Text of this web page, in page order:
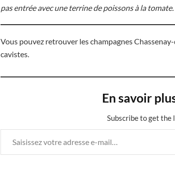
pas entrée avec une terrine de poissons à la tomate.
Vous pouvez retrouver les champagnes
cavistes.
En savoir
Subscribe to get the
Saisissez votre adresse e-mail…